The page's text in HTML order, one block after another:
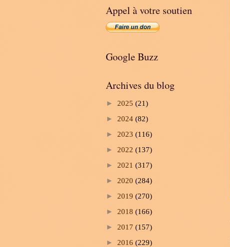
Appel à votre soutien
Google Buzz
Archives du blog
► 2025 (21)
► 2024 (82)
► 2023 (116)
► 2022 (137)
► 2021 (317)
► 2020 (284)
► 2019 (270)
► 2018 (166)
► 2017 (157)
► 2016 (229)